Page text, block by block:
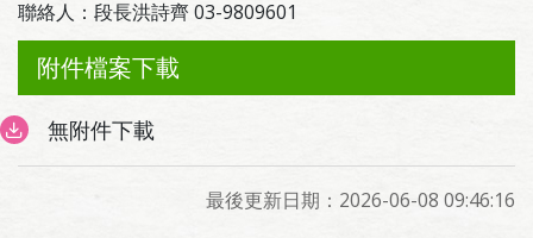
聯絡人：段長洪詩齊 03-9809601
附件檔案下載
無附件下載
最後更新日期：2026-06-08 09:46:16